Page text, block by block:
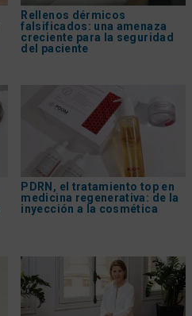
Rellenos dérmicos
falsificados: una amenaza
creciente para la seguridad
del paciente
PDRN, el tratamiento top en
medicina regenerativa: de la
inyección a la cosmética